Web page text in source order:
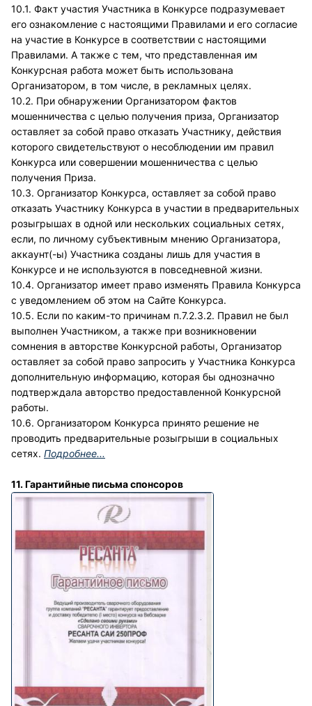
10.1. Факт участия Участника в Конкурсе подразумевает
его ознакомление с настоящими Правилами и его согласие
на участие в Конкурсе в соответствии с настоящими
Правилами. А также с тем, что представленная им
Конкурсная работа может быть использована
Организатором, в том числе, в рекламных целях.
10.2. При обнаружении Организатором фактов
мошенничества с целью получения приза, Организатор
оставляет за собой право отказать Участнику, действия
которого свидетельствуют о несоблюдении им правил
Конкурса или совершении мошенничества с целью
получения Приза.
10.3. Организатор Конкурса, оставляет за собой право
отказать Участнику Конкурса в участии в предварительных
розыгрышах в одной или нескольких социальных сетях,
если, по личному субъективным мнению Организатора,
аккаунт(-ы) Участника созданы лишь для участия в
Конкурсе и не используются в повседневной жизни.
10.4. Организатор имеет право изменять Правила Конкурса
с уведомлением об этом на Сайте Конкурса.
10.5. Если по каким-то причинам п.7.2.3.2. Правил не был
выполнен Участником, а также при возникновении
сомнения в авторстве Конкурсной работы, Организатор
оставляет за собой право запросить у Участника Конкурса
дополнительную информацию, которая бы однозначно
подтверждала авторство предоставленной Конкурсной
работы.
10.6. Организатором Конкурса принято решение не
проводить предварительные розыгрыши в социальных
сетях. Подробнее...
11. Гарантийные письма спонсоров